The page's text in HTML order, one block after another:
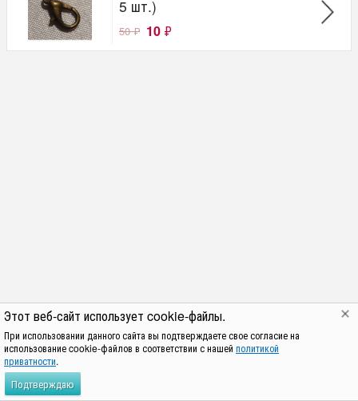
Этот веб-сайт использует cookie-файлы.
При использовании данного сайта вы подтверждаете свое согласие на
использование cookie-файлов в соответствии с нашей политикой
приватности.
Подтверждаю
5 шт.)
50₽ 10 ₽